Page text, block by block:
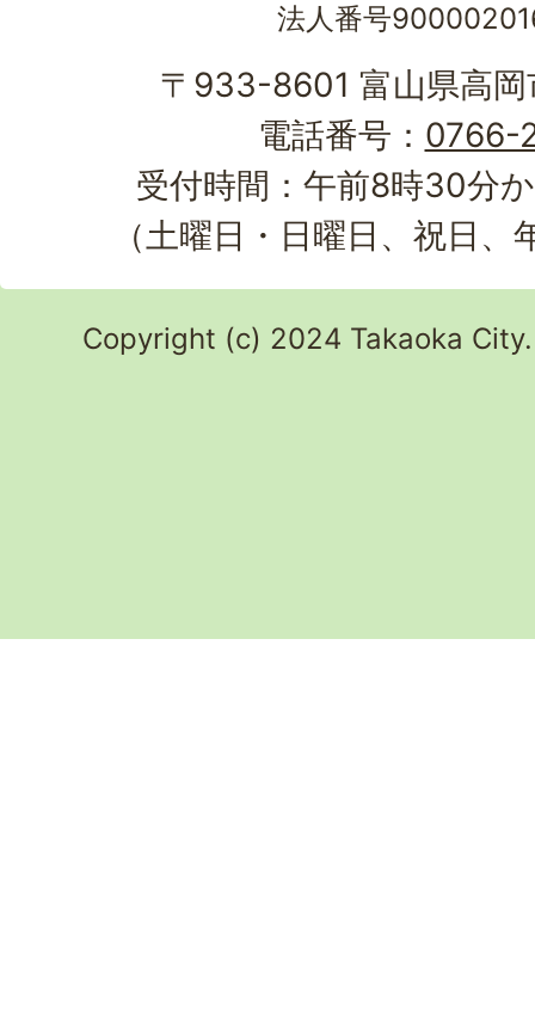
法人番号
〒933-8601 富山県高
電話番号： 0766-
受付時間：午前8時30分
（土曜日・日曜日、祝日
Copyright (c) 2024 Takaoka